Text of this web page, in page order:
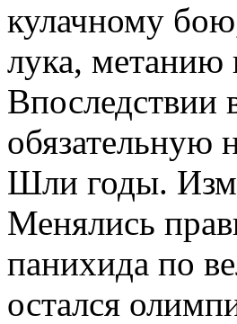
кулачному
лука, метанию
Впоследствии
обязательную
Шли годы.
Менялись
панихида по
остался